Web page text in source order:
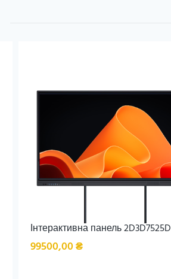
Інтерактивна панель 2D3D7525D
99500,00₴